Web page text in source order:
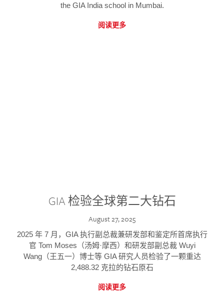
the GIA India school in Mumbai.
阅读更多
GIA 检验全球第二大钻石
August 27, 2025
2025 年 7 月，GIA 执行副总裁兼研发部和鉴定所首席执行
官 Tom Moses（汤姆·摩西）和研发部副总裁 Wuyi
Wang（王五一）博士等 GIA 研究人员检验了一颗重达
2,488.32 克拉的钻石原石
阅读更多